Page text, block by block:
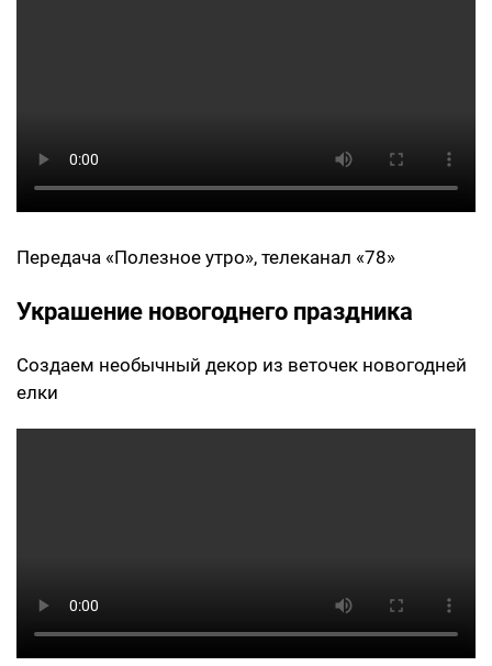
Передача «Полезное утро», телеканал «78»
Украшение новогоднего праздника
Создаем необычный декор из веточек новогодней
елки